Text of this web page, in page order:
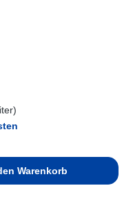
gewünschten
Warenkorb